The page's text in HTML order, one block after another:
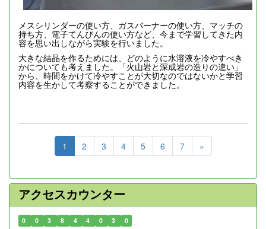
メスシリンダーの使い方、ガスバーナーの使い方、マッチの
持ち方、電子てんびんの使い方など、今まで学習してきた内
容を思い出しながら実験を行いました。
大きな結晶を作るためには、どのように水溶液を冷やすべき
かについても考えました。「火山岩と深成岩の造りの違い」
から、時間をかけて冷やすことが大切なのではないかと学習
内容を生かして考察することができました。
1 2 3 4 5 6 7 »
アクセスカウンター
0 0 3 8 4 4 0 3 0